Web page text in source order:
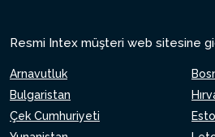
Resmi Intex müşteri web sitesine
Arnavutluk
Bulgaristan
Çek Cumhuriyeti